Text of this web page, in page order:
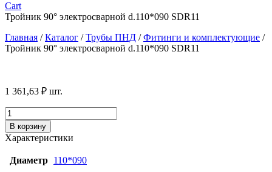
Cart
Тройник 90° электросварной d.110*090 SDR11
Главная /Каталог /Трубы ПНД /Фитинги и комплектующие /
Тройник 90° электросварной d.110*090 SDR11
1 361,63 ₽ шт.
Количество
товара
Тройник
90°
электросварной
d.110*090
В корзину
Характеристики
Диаметр 110*090